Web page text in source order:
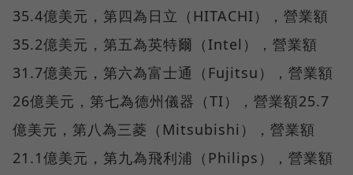
35.4億美元，第四為日立（HITACHI），營業額
35.2億美元，第五為英特爾（Intel），營業額
31.7億美元，第六為富士通（Fujitsu），營業額
26億美元，第七為德州儀器（TI），營業額25.7
億美元，第八為三菱（Mitsubishi），營業額
21.1億美元，第九為飛利浦（Philips），營業額